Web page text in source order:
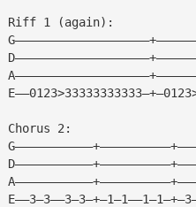
Riff 1 (again):
Chorus 2: